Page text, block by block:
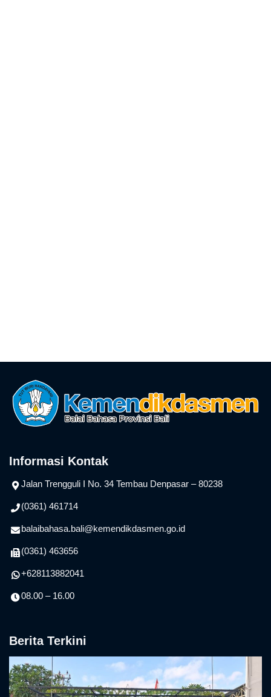
Informasi Kontak
Jalan Trengguli I No. 34 Tembau Denpasar – 80238
(0361) 461714
balaibahasa.bali@kemendikdasmen.go.id
(0361) 463656
+628113882041
08.00 – 16.00
Berita Terkini